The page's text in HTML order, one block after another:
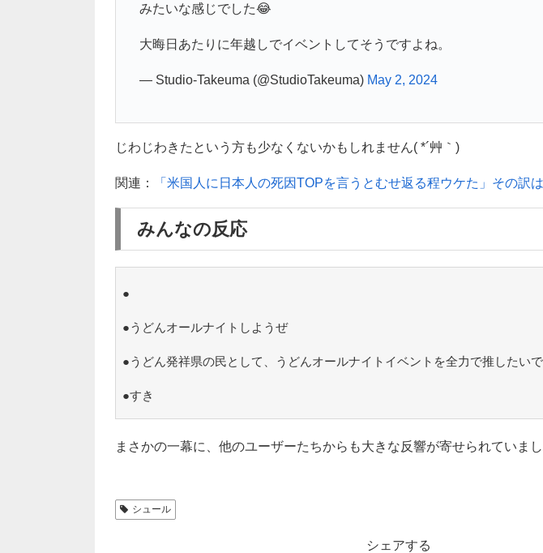
みたいな感じでした😂
大晦日あたりに年越しでイベントしてそうですよね。
— Studio-Takeuma (@StudioTakeuma) May 2, 2024
じわじわきたという方も少なくないかもしれません( *´艸｀)
関連： 「米国人に日本人の死因TOPを言うとむせ返る程ウケた」その訳は
みんなの反応
●
●うどんオールナイトしようぜ
●うどん発祥県の民として、うどんオールナイトイベントを全力で推したい
●すき
まさかの一幕に、他のユーザーたちからも大きな反響が寄せられていまし
シュール
シェアする